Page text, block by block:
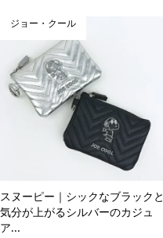
ジョー・クール
スヌーピー｜シックなブラックと
気分が上がるシルバーのカジュ
ア...